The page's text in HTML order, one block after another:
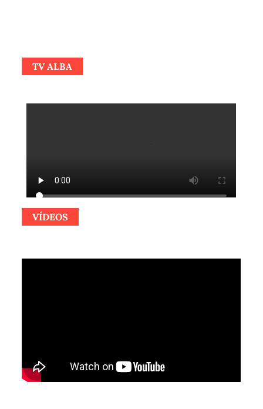
TV ALBA
VÍDEOS